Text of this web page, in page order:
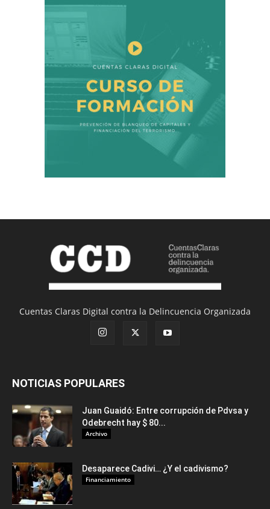
Cuentas Claras Digital contra la Delincuencia Organizada
NOTICIAS POPULARES
Juan Guaidó: Entre corrupción de Pdvsa y
Odebrecht hay $ 80...
Archivo
Desaparece Cadivi… ¿Y el cadivismo?
Financiamiento